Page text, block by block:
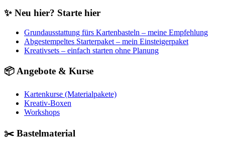
✨ Neu hier? Starte hier
Grundausstattung fürs Kartenbasteln – meine Empfehlung
Abgestempeltes Starterpaket – mein Einsteigerpaket
Kreativsets – einfach starten ohne Planung
📦 Angebote & Kurse
Kartenkurse (Materialpakete)
Kreativ-Boxen
Workshops
✂️ Bastelmaterial